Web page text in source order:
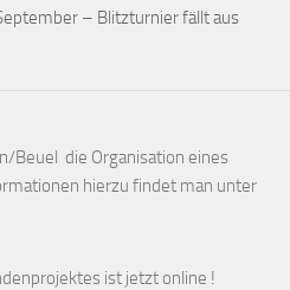
– Blitzturnier fällt aus
Beuel die Organisation eines
hierzu findet man unter
ist jetzt online !